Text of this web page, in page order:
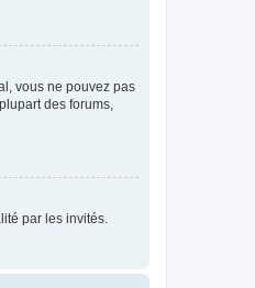
vous ne pouvez pas
des forums,
par les invités.